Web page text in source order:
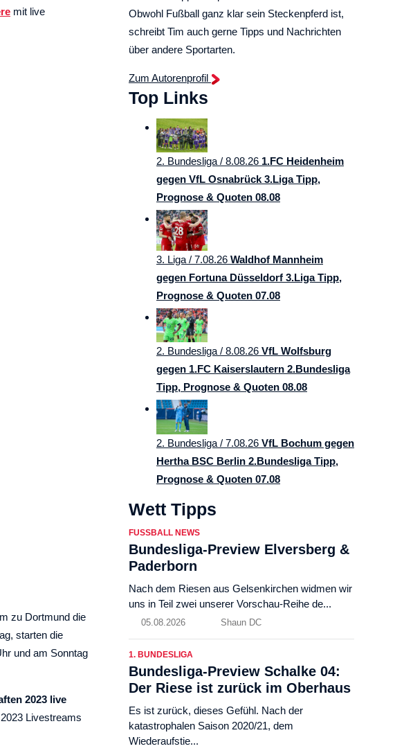
mit live
zu Dortmund die
starten die
und am Sonntag
2023 live
Livestreams
Obwohl Fußball ganz klar sein Steckenpferd ist,
schreibt Tim auch gerne Tipps und Nachrichten
über andere Sportarten.
Zum Autorenprofil
Top Links
2. Bundesliga / 8.08.26 1.FC Heidenheim
gegen VfL Osnabrück 3.Liga Tipp,
Prognose & Quoten 08.08
3. Liga / 7.08.26 Waldhof Mannheim
gegen Fortuna Düsseldorf 3.Liga Tipp,
Prognose & Quoten 07.08
2. Bundesliga / 8.08.26 VfL Wolfsburg
gegen 1.FC Kaiserslautern 2.Bundesliga
Tipp, Prognose & Quoten 08.08
2. Bundesliga / 7.08.26 VfL Bochum gegen
Hertha BSC Berlin 2.Bundesliga Tipp,
Prognose & Quoten 07.08
Wett Tipps
FUSSBALL NEWS
Bundesliga-Preview Elversberg &
Paderborn
Nach dem Riesen aus Gelsenkirchen widmen wir
uns in Teil zwei unserer Vorschau-Reihe de...
05.08.2026 Shaun DC
1. BUNDESLIGA
Bundesliga-Preview Schalke 04:
Der Riese ist zurück im Oberhaus
Es ist zurück, dieses Gefühl. Nach der
katastrophalen Saison 2020/21, dem
Wiederaufstie...